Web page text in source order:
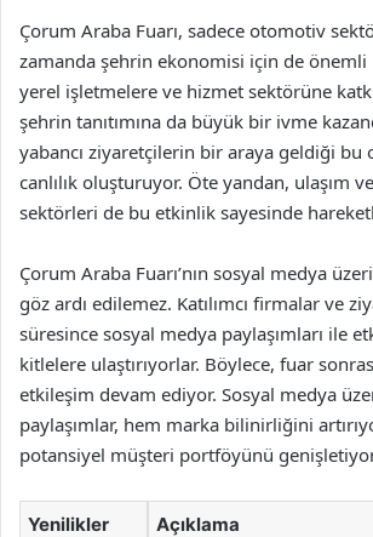
Çorum Araba Fuarı, sadece otomotiv
zamanda şehrin ekonomisi için de önemli
yerel işletmelere ve hizmet sektörüne
şehrin tanıtımına da büyük bir ivme
yabancı ziyaretçilerin bir araya geldiği
canlılık oluşturuyor. Öte yandan, ulaşım
sektörleri de bu etkinlik sayesinde
Çorum Araba Fuarı’nın sosyal medya
göz ardı edilemez. Katılımcı firmalar ve
süresince sosyal medya paylaşımları ile
kitlelere ulaştırıyorlar. Böylece, fuar
etkileşim devam ediyor. Sosyal medya
paylaşımlar, hem marka bilinirliğini
potansiyel müşteri portföyünü
Yenilikler Açıklama